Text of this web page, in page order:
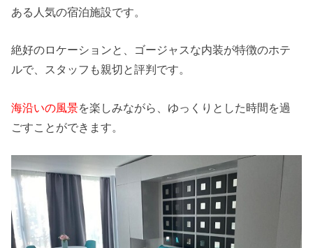
ある人気の宿泊施設です。
絶好のロケーションと、ゴージャスな内装が特徴のホテ
ルで、スタッフも親切と評判です。
海沿いの風景を楽しみながら、ゆっくりとした時間を過
ごすことができます。